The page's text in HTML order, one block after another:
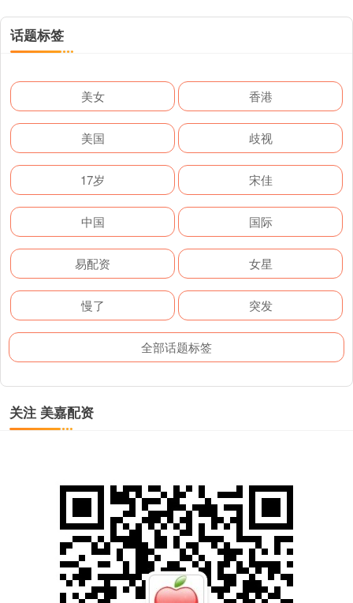
话题标签
美女 香港
美国 歧视
17岁 宋佳
中国 国际
易配资 女星
慢了 突发
全部话题标签
关注 美嘉配资